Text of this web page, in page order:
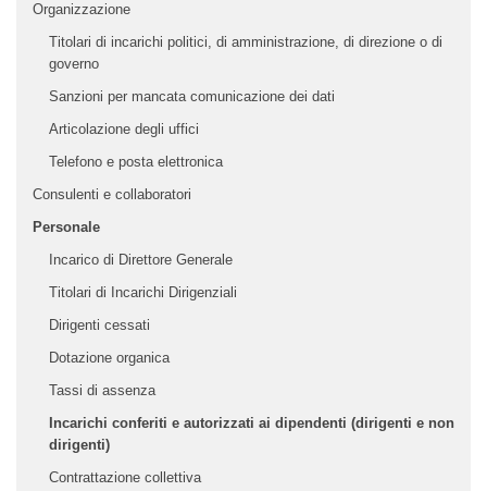
Organizzazione
Titolari di incarichi politici, di amministrazione, di direzione o di
governo
Sanzioni per mancata comunicazione dei dati
Articolazione degli uffici
Telefono e posta elettronica
Consulenti e collaboratori
Personale
Incarico di Direttore Generale
Titolari di Incarichi Dirigenziali
Dirigenti cessati
Dotazione organica
Tassi di assenza
Incarichi conferiti e autorizzati ai dipendenti (dirigenti e non
dirigenti)
Contrattazione collettiva